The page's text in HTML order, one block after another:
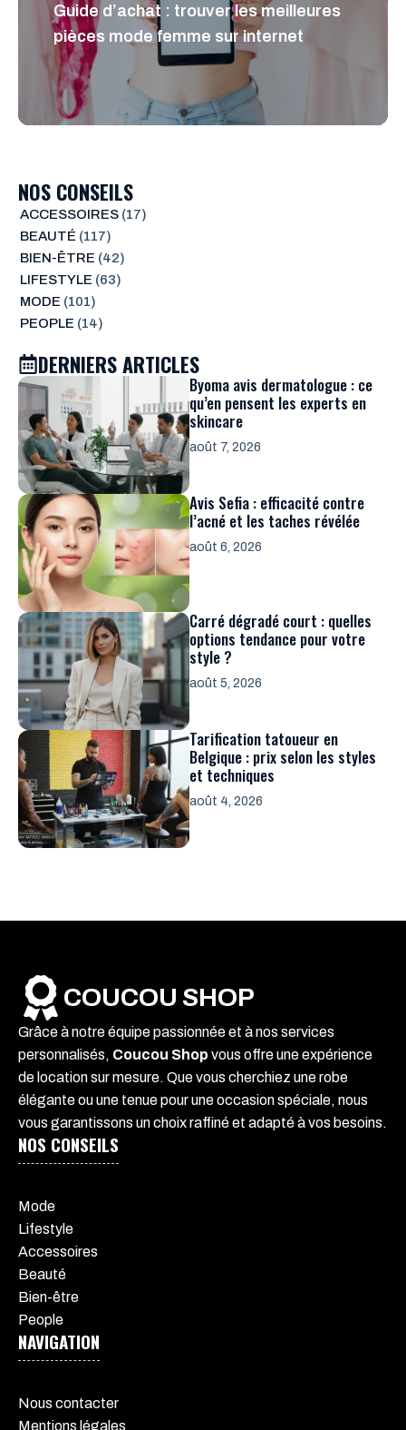
Guide d’achat : trouver les meilleures
pièces mode femme sur internet
NOS CONSEILS
ACCESSOIRES(17)
BEAUTÉ (117)
BIEN-ÊTRE (42)
LIFESTYLE (63)
MODE (101)
PEOPLE (14)
DERNIERS ARTICLES
Byoma avis dermatologue : ce
qu’en pensent les experts en
skincare
août 7, 2026
Avis Sefia : efficacité contre
l’acné et les taches révélée
août 6, 2026
Carré dégradé court : quelles
options tendance pour votre
style ?
août 5, 2026
Tarification tatoueur en
Belgique : prix selon les styles
et techniques
août 4, 2026
COUCOU SHOP
Grâce à notre équipe passionnée et à nos services
personnalisés, Coucou Shop vous offre une expérience
de location sur mesure. Que vous cherchiez une robe
élégante ou une tenue pour une occasion spéciale, nous
vous garantissons un choix raffiné et adapté à vos besoins.
NOS CONSEILS
Mode
Lifestyle
Accessoires
Beauté
Bien-être
People
NAVIGATION
Nous contacter
Mentions légales